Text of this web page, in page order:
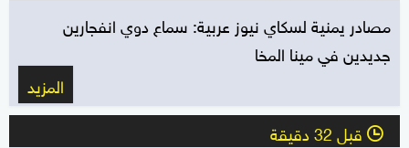
مصادر يمنية لسكاي نيوز عربية: سماع دوي انفجارين
جديدين في مينا المخا
المزيد
l قبل 32 دقيقة